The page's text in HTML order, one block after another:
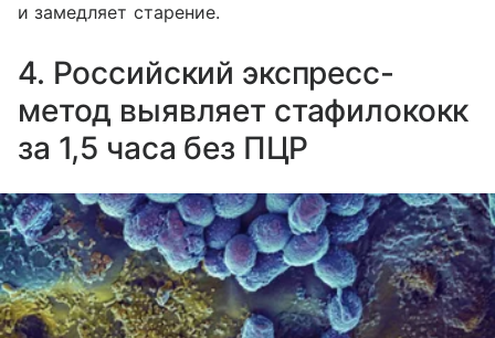
и замедляет старение.
4. Российский экспресс-
метод выявляет стафилококк
за 1,5 часа без ПЦР